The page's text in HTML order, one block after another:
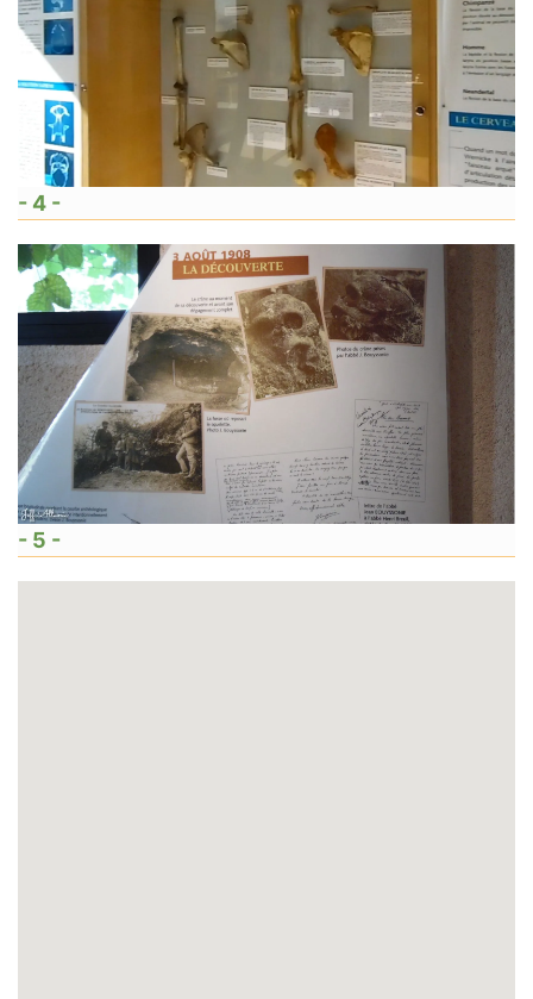
- 4 -
- 5 -